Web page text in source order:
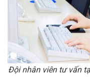
Đội nhân viên tư vấn